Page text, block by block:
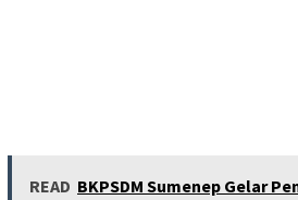
READ BKPSDM Sumenep Gelar